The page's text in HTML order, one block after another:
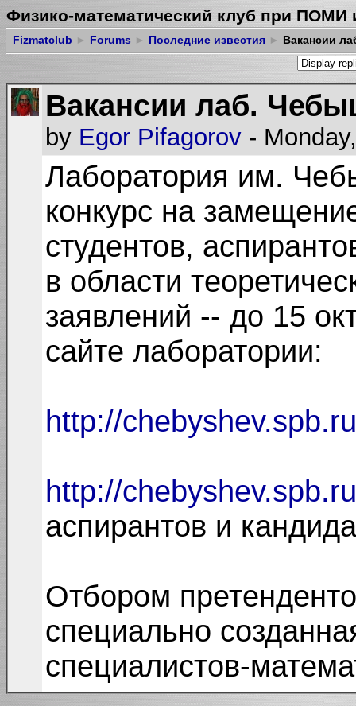
Физико-математический клуб при ПОМИ
Fizmatclub ► Forums ► Последние известия ► Вакансии
Вакансии лаб.
by Egor Pifagorov -
Лаборатория им.
конкурс на
студентов,
в области
заявлений -- до 15
сайте лаборатории:
http://
http://
аспирантов и
Отбором
специально
специалистов-